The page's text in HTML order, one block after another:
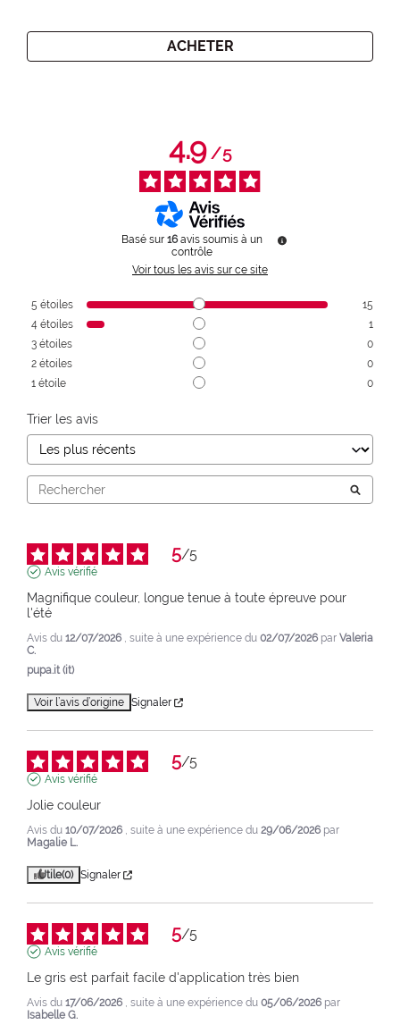
ACHETER
4.9/5
Basé sur 16 avis soumis à un
contrôle
Voir tous les avis sur ce site
5 étoiles
15
4 étoiles
1
3 étoiles
0
2 étoiles
0
1 étoile 0
Trier les avis
5/5
Avis vérifié
Magnifique couleur, longue tenue à toute épreuve pour
l'été
Avis du 12/07/2026 , suite à une expérience du 02/07/2026 par Valeria
C.
pupa.it (it)
Voir l’avis d’origine Signaler
5/5
Avis vérifié
Jolie couleur
Avis du 10/07/2026 , suite à une expérience du 29/06/2026 par
Magalie L.
Utile(0) Signaler
5/5
Avis vérifié
Le gris est parfait facile d'application très bien
Avis du 17/06/2026 , suite à une expérience du 05/06/2026 par
Isabelle G.